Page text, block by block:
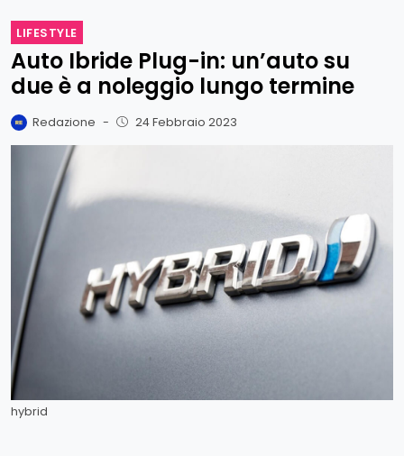
LIFESTYLE
Auto Ibride Plug-in: un’auto su
due è a noleggio lungo termine
Redazione - 24 Febbraio 2023
hybrid